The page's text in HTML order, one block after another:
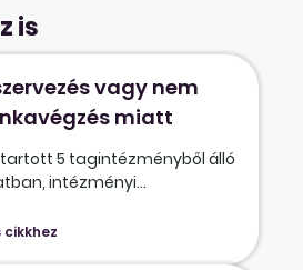
is
vagy nem
miatt
5 tagintézményből álló
intézményi...